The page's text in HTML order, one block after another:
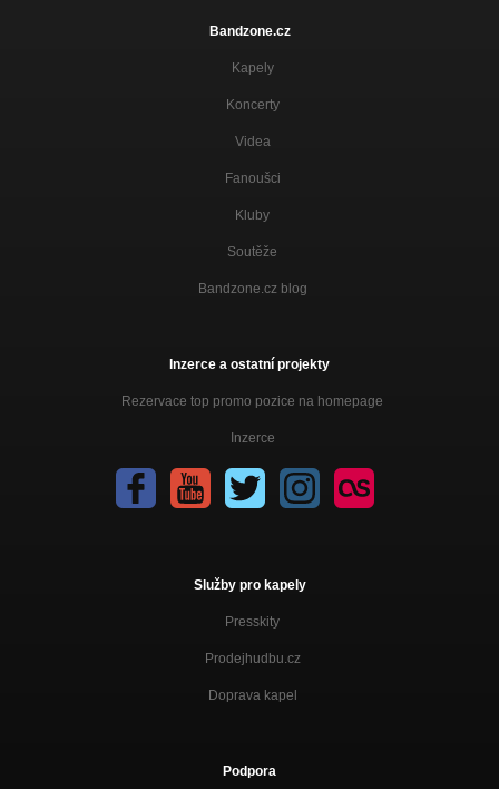
Bandzone.cz
Kapely
Koncerty
Videa
Fanoušci
Kluby
Soutěže
Bandzone.cz blog
Inzerce a ostatní projekty
Rezervace top promo pozice na homepage
Inzerce
Služby pro kapely
Presskity
Prodejhudbu.cz
Doprava kapel
Podpora